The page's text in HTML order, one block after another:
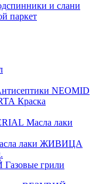
и слани
паркет
NEOMID
Краска
Масла лаки
лаки ЖИВИЦА
Газовые грили